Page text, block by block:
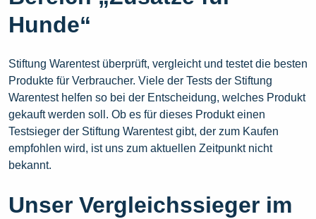
Hunde“
Stiftung Warentest überprüft, vergleicht und testet die besten
Produkte für Verbraucher. Viele der Tests der Stiftung
Warentest helfen so bei der Entscheidung, welches Produkt
gekauft werden soll. Ob es für dieses Produkt einen
Testsieger der Stiftung Warentest gibt, der zum Kaufen
empfohlen wird, ist uns zum aktuellen Zeitpunkt nicht
bekannt.
Unser Vergleichssieger im